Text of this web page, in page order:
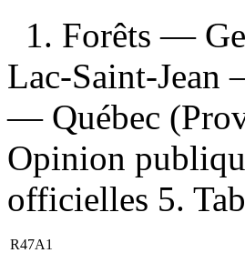
1. Forêts —
Lac-Saint-
— Québec
Opinion
officielles 5.
R47A1